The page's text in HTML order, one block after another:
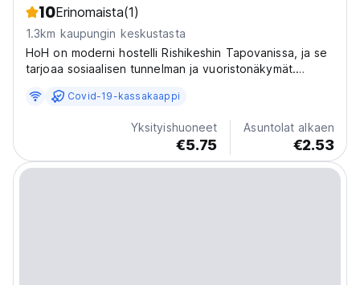
10Erinomaista(1)
1.3km kaupungin keskustasta
HoH on moderni hostelli Rishikeshin Tapovanissa, ja se
tarjoaa sosiaalisen tunnelman ja vuoristonäkymät.
Deecon Valleyssä. (Auto-translated from original
Covid-19-kassakaappi
Yksityishuoneet
€5.75
Asuntolat alkaen
€2.53